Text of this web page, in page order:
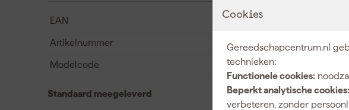
Cookies
Gereedschapcentrum.nl
technieken:
Functionele cookies:
Beperkt analytische cookies:
verbeteren, zonder
EAN
Artikelnummer
Modelcode
Standaard meegeleverd